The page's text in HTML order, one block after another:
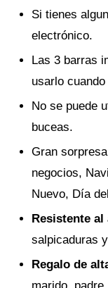
Si tienes
electrónico.
Las 3 barras
usarlo
No se puede
buceas.
Gran
negocios,
Nuevo, Día
Resistente
salpicaduras
Regalo de